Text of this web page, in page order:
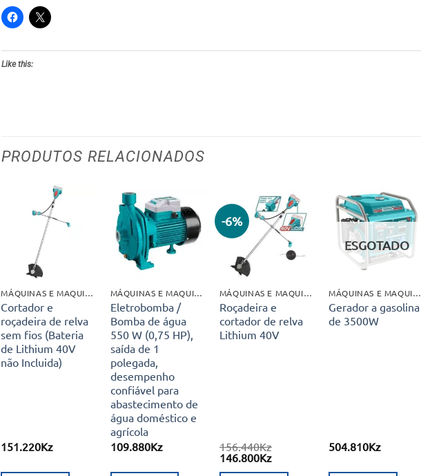
Like this:
PRODUTOS RELACIONADOS
Adicionar
MÁQUINAS E MAQUINÁRIO INDUSTRIAL
Cortador e
roçadeira de relva
sem fios (Bateria
de Lithium 40V
não Incluida)
151.220Kz
Adicionar
aos meus
desejos
MÁQUINAS E MAQUINÁRIO INDUSTRIAL
Eletrobomba /
Bomba de água
550 W (0,75 HP),
saída de 1
polegada,
desempenho
confiável para
abastecimento de
água doméstico e
agrícola
109.880Kz
-6%
Adicionar
aos meus
desejos
MÁQUINAS E MAQUINÁRIO INDUSTRIAL
Roçadeira e
cortador de relva
Lithium 40V
156.440Kz
O
146.800KzO
Adicionar
aos meus
desejos
ESGOTADO
MÁQUINAS E MAQUINÁRIO INDUSTRIAL
Gerador a gasolina
de 3500W
504.810Kz